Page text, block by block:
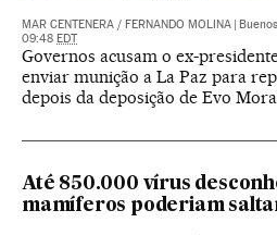
MAR CENTENERA / FERNANDO MOLINA
09:48 EDT
Governos acusam o ex-
enviar munição a La Paz para
depois da deposição de Evo
Até 850.000 vírus
mamíferos poderiam